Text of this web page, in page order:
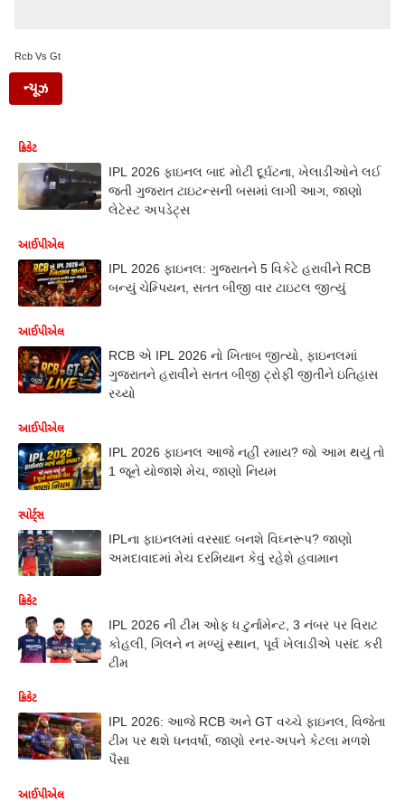
Rcb Vs Gt
ન્યૂઝ
ક્રિકેટ
IPL 2026 ફાઇનલ બાદ મોટી દૂર્ઘટના, ખેલાડીઓને લઈ
જતી ગુજરાત ટાઇટન્સની બસમાં લાગી આગ, જાણો
લેટેસ્ટ અપડેટ્સ
આઈપીએલ
IPL 2026 ફાઇનલ: ગુજરાતને 5 વિકેટે હરાવીને RCB
બન્યું ચેમ્પિયન, સતત બીજી વાર ટાઇટલ જીત્યું
આઈપીએલ
RCB એ IPL 2026 નો ખિતાબ જીત્યો, ફાઇનલમાં
ગુજરાતને હરાવીને સતત બીજી ટ્રોફી જીતીને ઇતિહાસ
રચ્યો
આઈપીએલ
IPL 2026 ફાઇનલ આજે નહીં રમાય? જો આમ થયું તો
1 જૂને યોજાશે મેચ, જાણો નિયમ
સ્પોર્ટ્સ
IPLના ફાઇનલમાં વરસાદ બનશે વિઘ્નરૂપ? જાણો
અમદાવાદમાં મેચ દરમિયાન કેવું રહેશે હવામાન
ક્રિકેટ
IPL 2026 ની ટીમ ઓફ ધ ટુર્નામેન્ટ, 3 નંબર પર વિરાટ
કોહલી, ગિલને ન મળ્યું સ્થાન, પૂર્વ ખેલાડીએ પસંદ કરી
ટીમ
ક્રિકેટ
IPL 2026: આજે RCB અને GT વચ્ચે ફાઇનલ, વિજેતા
ટીમ પર થશે ધનવર્ષા, જાણો રનર-અપને કેટલા મળશે
પૈસા
આઈપીએલ